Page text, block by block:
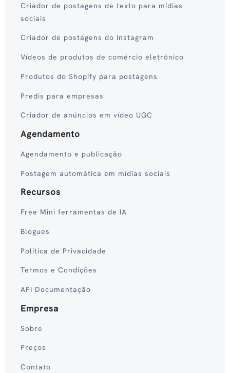
Criador de postagens de texto para mídias
sociais
Criador de postagens do Instagram
Vídeos de produtos de comércio eletrônico
Produtos do Shopify para postagens
Predis para empresas
Criador de anúncios em vídeo UGC
Agendamento
Agendamento e publicação
Postagem automática em mídias sociais
Recursos
Free Mini ferramentas de IA
Blogues
Política de Privacidade
Termos e Condições
API Documentação
Empresa
Sobre
Preços
Contato